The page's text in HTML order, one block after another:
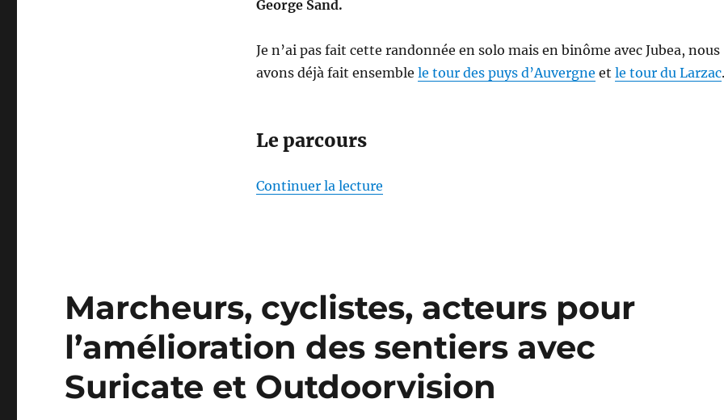
George Sand.
Je n’ai pas fait cette randonnée en solo mais en binôme avec Jubea, nous
avons déjà fait ensemble le tour des puys d’Auvergne et le tour du Larzac.
Le parcours
Continuer la lecturede « S26E04 – Randonner sur les Pas des Maîtres
Marcheurs, cyclistes, acteurs pour
l’amélioration des sentiers avec
Suricate et Outdoorvision